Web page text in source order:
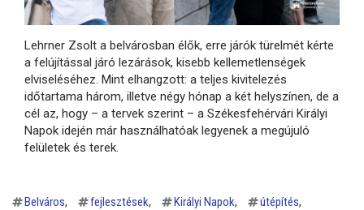
Lehrner Zsolt a belvárosban élők, erre járók türelmét kérte
a felújítással járó lezárások, kisebb kellemetlenségek
elviseléséhez. Mint elhangzott: a teljes kivitelezés
időtartama három, illetve négy hónap a két helyszínen, de a
cél az, hogy – a tervek szerint – a Székesfehérvári Királyi
Napok idején már használhatóak legyenek a megújuló
felületek és terek.
Belváros fejlesztések Királyi Napok
útépítés